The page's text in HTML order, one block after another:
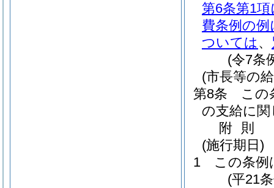
第6条第1項
費条例 の例
ついては 、
(令7条
(市長等の
第8条
この
の支給に
附 則
(施行期日)
1
この条例
(平21